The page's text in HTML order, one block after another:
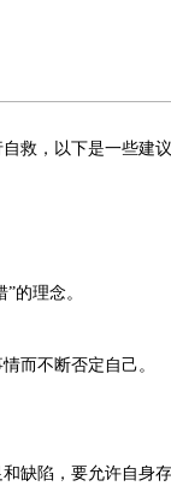
救，以下是一些建
的理念。
而不断否定自己。
缺陷，要允许自身